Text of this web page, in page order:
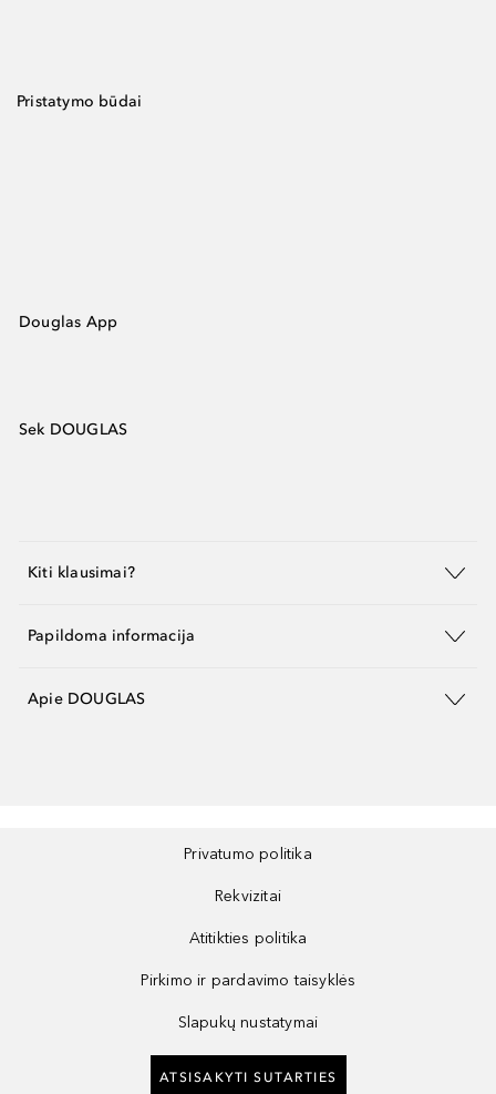
Pristatymo būdai
Douglas App
Sek DOUGLAS
Kiti klausimai?
Papildoma informacija
Apie DOUGLAS
Privatumo politika
Rekvizitai
Atitikties politika
Pirkimo ir pardavimo taisyklės
Slapukų nustatymai
ATSISAKYTI SUTARTIES